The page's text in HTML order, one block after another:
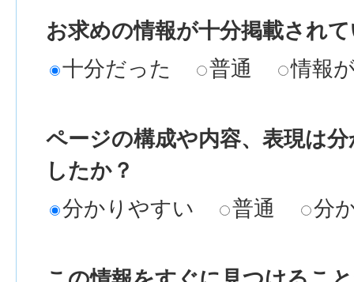
お求めの情報が十分掲載され
十分だった
普通 情報
ページの構成や内容、表現は
したか？
分かりやすい
普通 分